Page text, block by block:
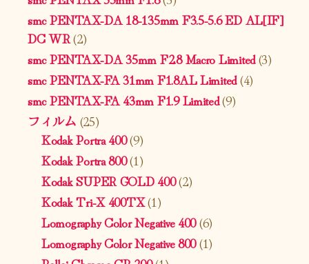
smc PENTAX-DA 18-135mm F3.5-5.6 ED AL[IF]
DC WR(2)
smc PENTAX-DA 35mm F2.8 Macro Limited(3)
smc PENTAX-FA 31mm F1.8AL Limited(4)
smc PENTAX-FA 43mm F1.9 Limited(9)
フィルム (25)
Kodak Portra 400(9)
Kodak Portra 800(1)
Kodak SUPER GOLD 400(2)
Kodak Tri-X 400TX(1)
Lomography Color Negative 400(6)
Lomography Color Negative 800(1)